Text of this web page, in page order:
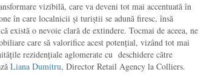
vizibilă, care va deveni tot mai accentuată în
în care localnicii și turiștii se adună firesc, însă
există o nevoie clară de extindere. Tocmai de aceea, ne
care să valorifice acest potențial, vizând tot mai
rezidențiale aglomerate cu deschidere către
Liana Dumitru, Director Retail Agency la Colliers.